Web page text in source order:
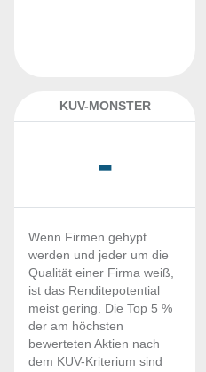
KUV-MONSTER
-
Wenn Firmen gehypt
werden und jeder um die
Qualität einer Firma weiß,
ist das Renditepotential
meist gering. Die Top 5 %
der am höchsten
bewerteten Aktien nach
dem KUV-Kriterium sind